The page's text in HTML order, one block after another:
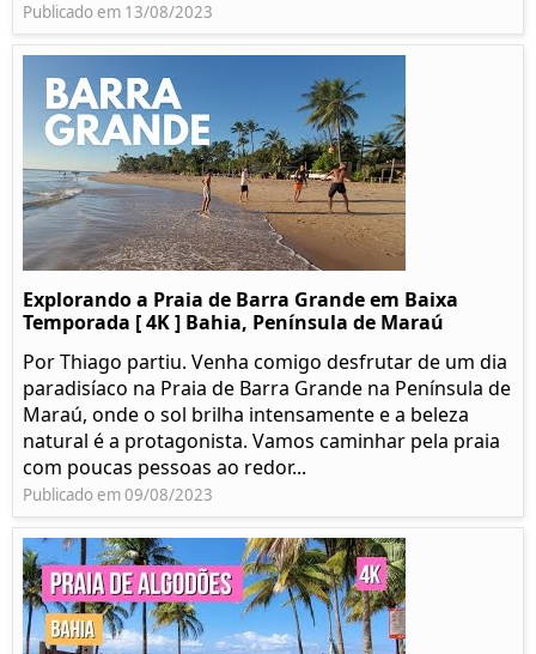
Publicado em 13/08/2023
Explorando a Praia de Barra Grande em Baixa
Temporada [ 4K ] Bahia, Península de Maraú
Por Thiago partiu. Venha comigo desfrutar de um dia
paradisíaco na Praia de Barra Grande na Península de
Maraú, onde o sol brilha intensamente e a beleza
natural é a protagonista. Vamos caminhar pela praia
com poucas pessoas ao redor...
Publicado em 09/08/2023